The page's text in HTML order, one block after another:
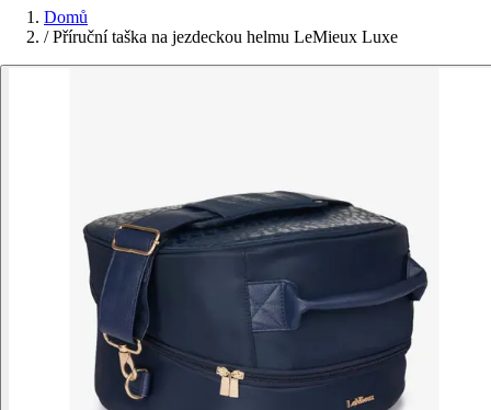
Domů
/ Příruční taška na jezdeckou helmu LeMieux Luxe